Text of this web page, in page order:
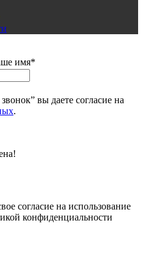
имя*
вы даете согласие на
.
согласие на использование
конфиденциальности